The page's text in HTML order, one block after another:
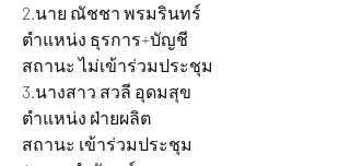
2.นาย ณัชชา พรมรินทร์
ตำแหน่ง ธุรการ+บัญชี
สถานะ ไม่เข้าร่วมประชุม
3.นางสาว สวลี อุดมสุข
ตำแหน่ง ฝ่ายผลิต
สถานะ เข้าร่วมประชุม